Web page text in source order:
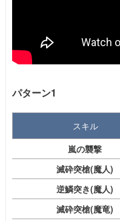
パターン1
スキル
嵐の襲撃
滅砕突槍(魔人)
逆鱗突き(魔人)
滅砕突槍(魔竜)